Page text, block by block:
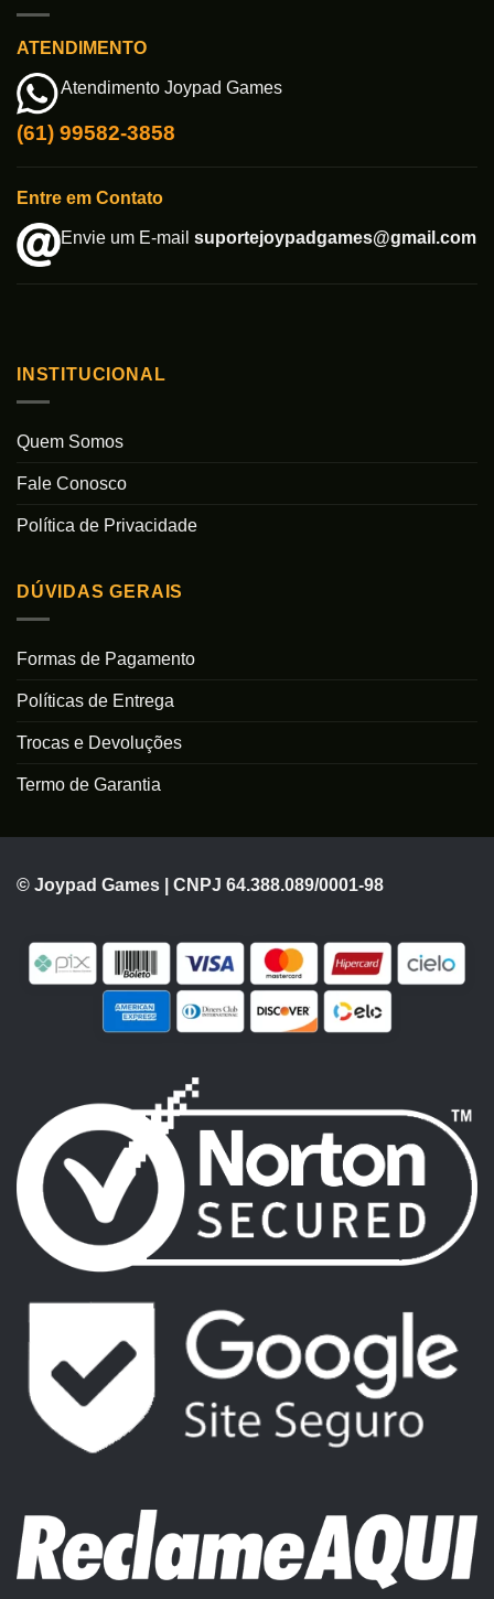
ATENDIMENTO
Atendimento Joypad Games
(61) 99582-3858
Entre em Contato
Envie um E-mail suportejoypadgames@gmail.com
INSTITUCIONAL
Quem Somos
Fale Conosco
Política de Privacidade
DÚVIDAS GERAIS
Formas de Pagamento
Políticas de Entrega
Trocas e Devoluções
Termo de Garantia
© Joypad Games | CNPJ 64.388.089/0001-98